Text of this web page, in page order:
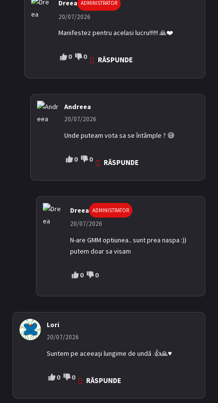
Dreea ADMINISTRATOR
20/07/2026
Manifestez pentru acelasi lucru!!!!!! 🙏❤️
0 0 RĂSPUNDE
Andreea
20/07/2026
Unde puteam vota sa se întâmple ? 😅
0 0 RĂSPUNDE
Dreea ADMINISTRATOR
20/07/2026
N-are GMM optiunea.. sunt prea naspa :))
putem doar sa visam
0 0
Lori
20/07/2026
Suntem pe aceeași lungime de undă .👍🙏♥️
0 0 RĂSPUNDE